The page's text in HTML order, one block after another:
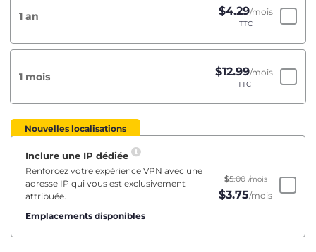
1 an $4.29/mois
TTC
1 mois $12.99/mois
TTC
Nouvelles localisations
Inclure une IP dédiée
Renforcez votre expérience VPN avec une
adresse IP qui vous est exclusivement
attribuée.
Emplacements disponibles
$5.00 /mois
$3.75/mois